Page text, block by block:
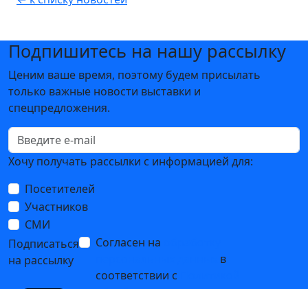
Подпишитесь на нашу рассылку
Ценим ваше время, поэтому будем присылать
только важные новости выставки и
спецпредложения.
Хочу получать рассылки с информацией для:
Посетителей
Участников
СМИ
Подписаться
на рассылку
Согласен на
в
соответствии с